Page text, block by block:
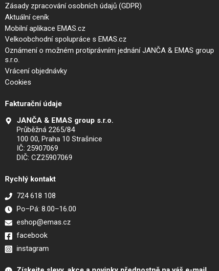
Zásady zpracování osobních údajů (GDPR)
Aktuální ceník
Mobilní aplikace EMAS.cz
Velkoobchodní spolupráce s EMAS.cz
Oznámení o možném protiprávním jednání JANČA & EMAS group
s.r.o.
Vrácení objednávky
Cookies
Fakturační údaje
JANČA & EMAS group s.r.o.
Průběžná 2265/84
100 00, Praha 10 Strašnice
IČ: 25907069
DIČ: CZ25907069
Rychlý kontakt
724 618 108
Po–Pá: 8.00–16.00
eshop@emas.cz
facebook
instagram